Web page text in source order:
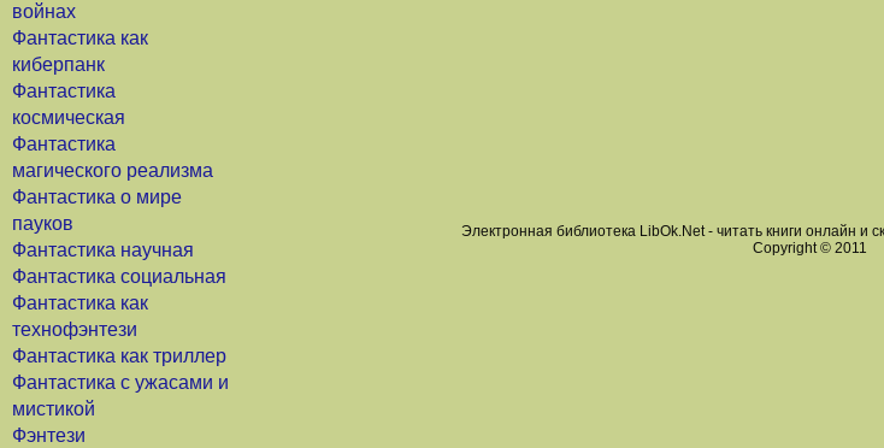
войнах
Фантастика как
киберпанк
Фантастика
космическая
Фантастика
магического реализма
Фантастика о мире
пауков
Фантастика научная
Фантастика социальная
Фантастика как
технофэнтези
Фантастика как триллер
Фантастика с ужасами и
мистикой
Фэнтези
Электронная библиотека LibOk.Net - читать книги онлайн и
Copyright © 2011